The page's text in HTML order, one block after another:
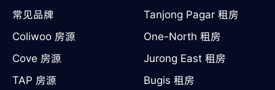
常见品牌
Coliwoo 房源
Cove 房源
TAP 房源
Tanjong Pagar 租房
One-North 租房
Jurong East 租房
Bugis 租房